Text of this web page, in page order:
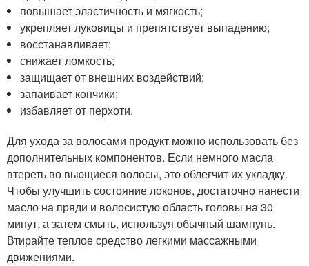
повышает эластичность и мягкость;
укрепляет луковицы и препятствует выпадению;
восстанавливает;
снижает ломкость;
защищает от внешних воздействий;
запаивает кончики;
избавляет от перхоти.
Для ухода за волосами продукт можно использовать без
дополнительных компонентов. Если немного масла
втереть во вьющиеся волосы, это облегчит их укладку.
Чтобы улучшить состояние локонов, достаточно нанести
масло на пряди и волосистую область головы на 30
минут, а затем смыть, используя обычный шампунь.
Втирайте теплое средство легкими массажными
движениями.